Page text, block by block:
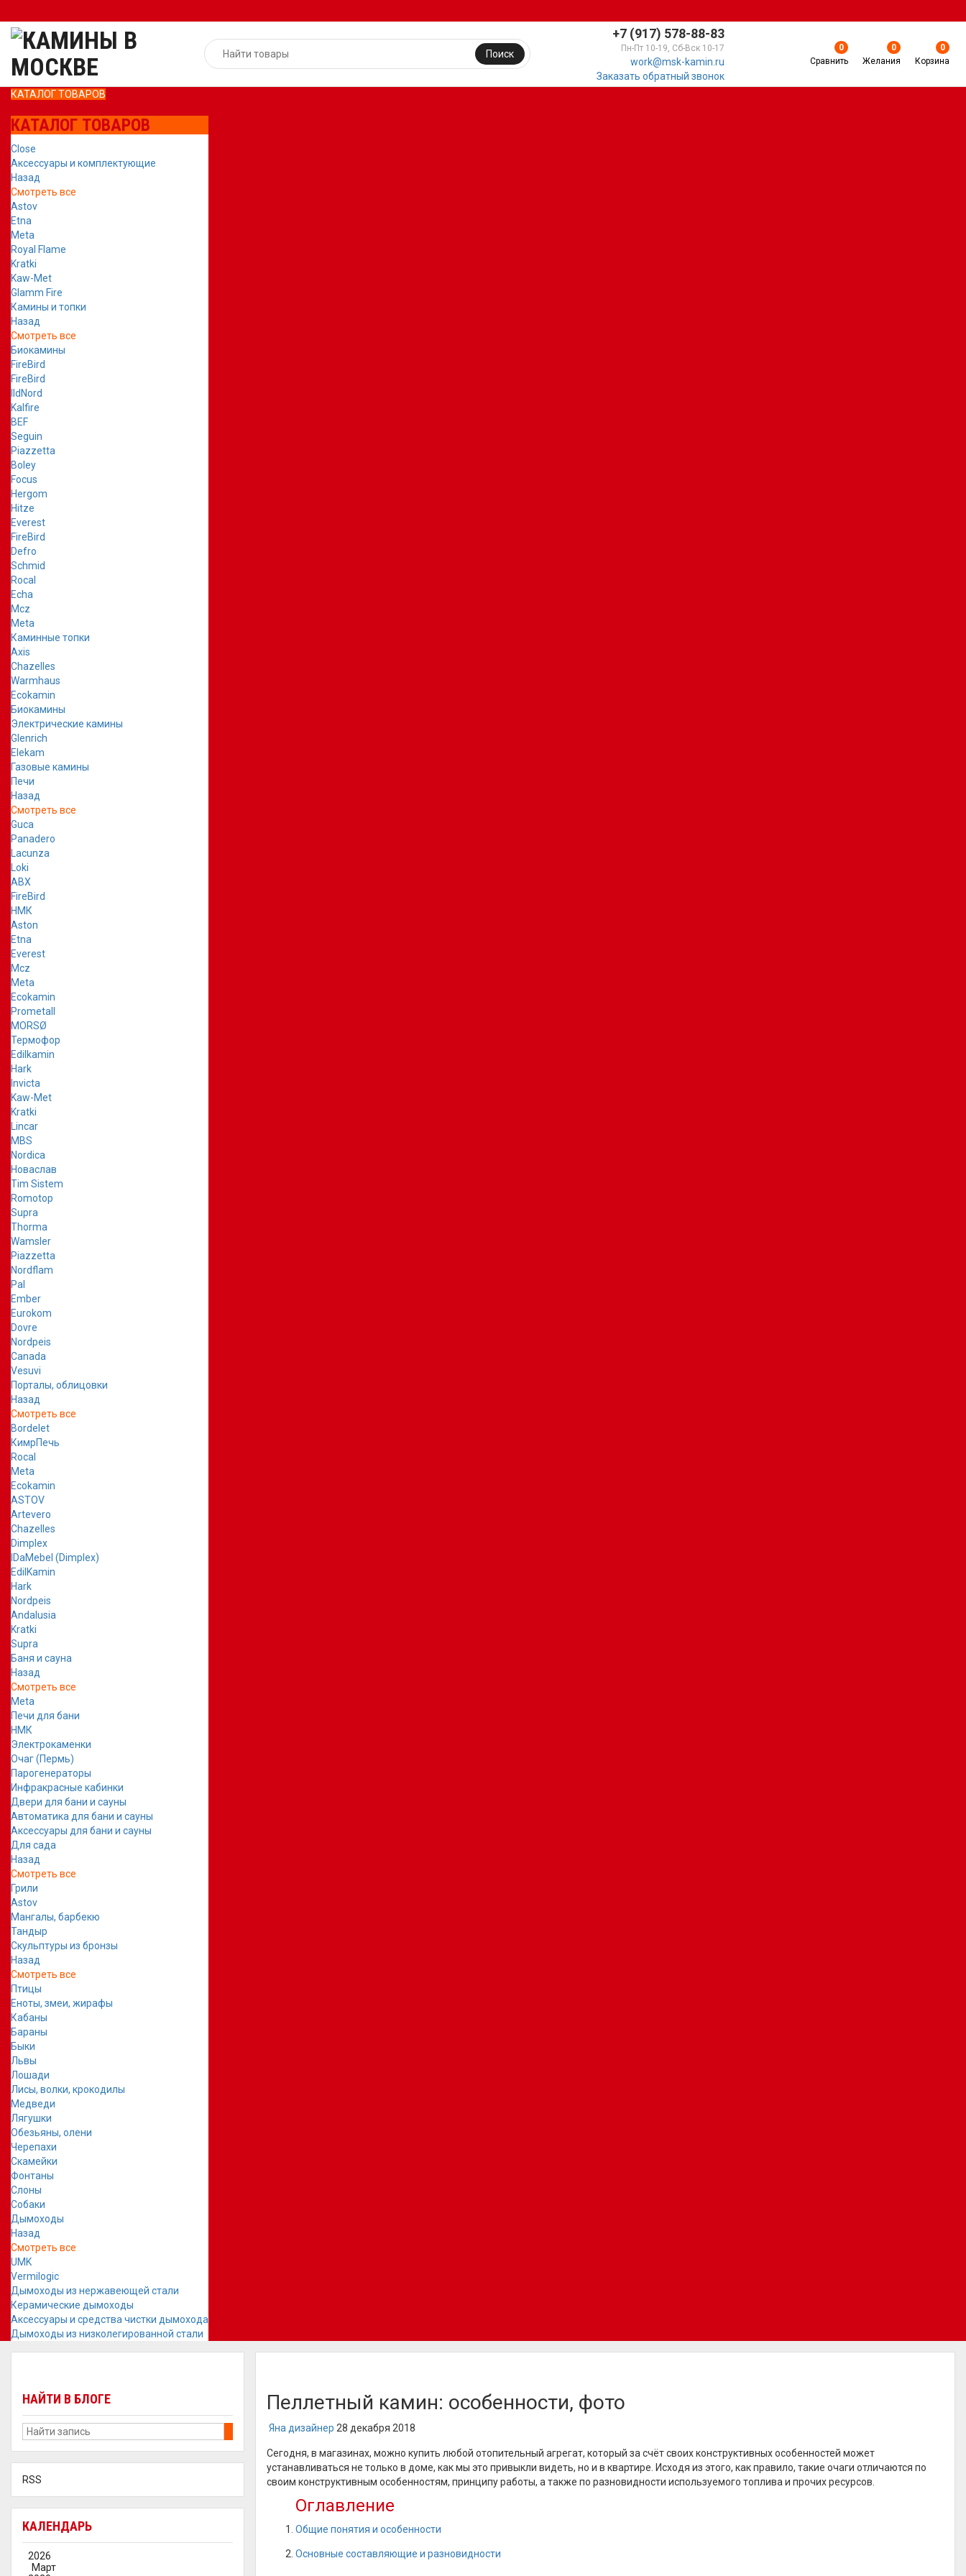
+7 (917) 578-88-83
Пн-Пт 10-19, Сб-Вск 10-17
work@msk-kamin.ru
Заказать обратный звонок
Поиск
0
Сравнить
0
Желания
0
Корзина
КАТАЛОГ ТОВАРОВ
КАТАЛОГ ТОВАРОВ
Close
Аксессуары и комплектующие
Назад
Смотреть все
Astov
Etna
Meta
Royal Flame
Kratki
Kaw-Met
Glamm Fire
Камины и топки
Назад
Смотреть все
Биокамины
FireBird
FireBird
IldNord
Kalfire
BEF
Seguin
Piazzetta
Boley
Focus
Hergom
Hitze
Everest
FireBird
Defro
Schmid
Rocal
Echa
Mcz
Meta
Каминные топки
Axis
Chazelles
Warmhaus
Ecokamin
Биокамины
Электрические камины
Glenrich
Elekam
Газовые камины
Печи
Назад
Смотреть все
Guca
Panadero
Lacunza
Loki
ABX
FireBird
НМК
Aston
Etna
Everest
Mcz
Meta
Ecokamin
Prometall
MORSØ
Термофор
Edilkamin
Hark
Invicta
Kaw-Met
Kratki
Lincar
MBS
Nordica
Новаслав
Tim Sistem
Romotop
Supra
Thorma
Wamsler
Piazzetta
Nordflam
Pal
Ember
Eurokom
Dovre
Nordpeis
Canada
Vesuvi
Порталы, облицовки
Назад
Смотреть все
Bordelet
КимрПечь
Rocal
Meta
Ecokamin
ASTOV
Artevero
Chazelles
Dimplex
IDaMebel (Dimplex)
EdilKamin
Hark
Nordpeis
Andalusia
Kratki
Supra
Баня и сауна
Назад
Смотреть все
Meta
Печи для бани
НМК
Электрокаменки
Очаг (Пермь)
Парогенераторы
Инфракрасные кабинки
Двери для бани и сауны
Автоматика для бани и сауны
Аксессуары для бани и сауны
Для сада
Назад
Смотреть все
Грили
Astov
Мангалы, барбекю
Тандыр
Скульптуры из бронзы
Назад
Смотреть все
Птицы
Еноты, змеи, жирафы
Кабаны
Бараны
Быки
Львы
Лошади
Лисы, волки, крокодилы
Медведи
Лягушки
Обезьяны, олени
Черепахи
Скамейки
Фонтаны
Слоны
Собаки
Дымоходы
Назад
Смотреть все
UMK
Vermilogic
Дымоходы из нержавеющей стали
Керамические дымоходы
Аксессуары и средства чистки дымохода
Дымоходы из низколегированной стали
НАЙТИ В БЛОГЕ
RSS
КАЛЕНДАРЬ
2026
Март
Пеллетный камин: особенности, фото
Яна дизайнер 28 декабря 2018
Сегодня, в магазинах, можно купить любой отопительный агрегат, который за счёт своих конструктивных особенностей может
устанавливаться не только в доме, как мы это привыкли видеть, но и в квартире. Исходя из этого, как правило, такие очаги отличаются по
своим конструктивным особенностям, принципу работы, а также по разновидности используемого топлива и прочих ресурсов.
Оглавление
Общие понятия и особенности
Основные составляющие и разновидности